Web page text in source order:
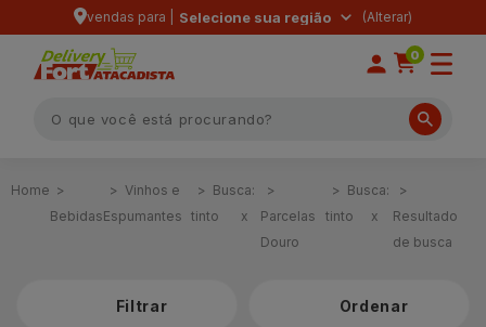
vendas para | Selecione sua região
0
Bebidas
Vinhos e
Espumantes
Busca:
tinto
x
Parcelas
Douro
Busca:
tinto
x
Resultado
de busca
Filtrar